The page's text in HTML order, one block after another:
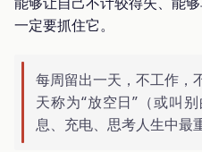
一定要抓住它。
每周留出一天，不工作，
天称为“放空日”（或叫
息、充电、思考人生中最